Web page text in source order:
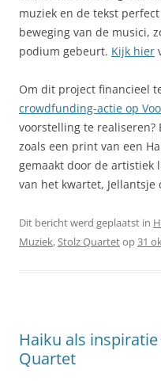
muziek en de tekst
beweging van de musici,
podium gebeurt. Kijk hier
Om dit project financieel
crowdfunding-actie op
voorstelling te realiseren?
zoals een print van een
gemaakt door de artistiek
van het kwartet, Jellantsje
Dit bericht werd geplaatst in
Muziek,Stolz Quartetop31
Haiku als
Quartet